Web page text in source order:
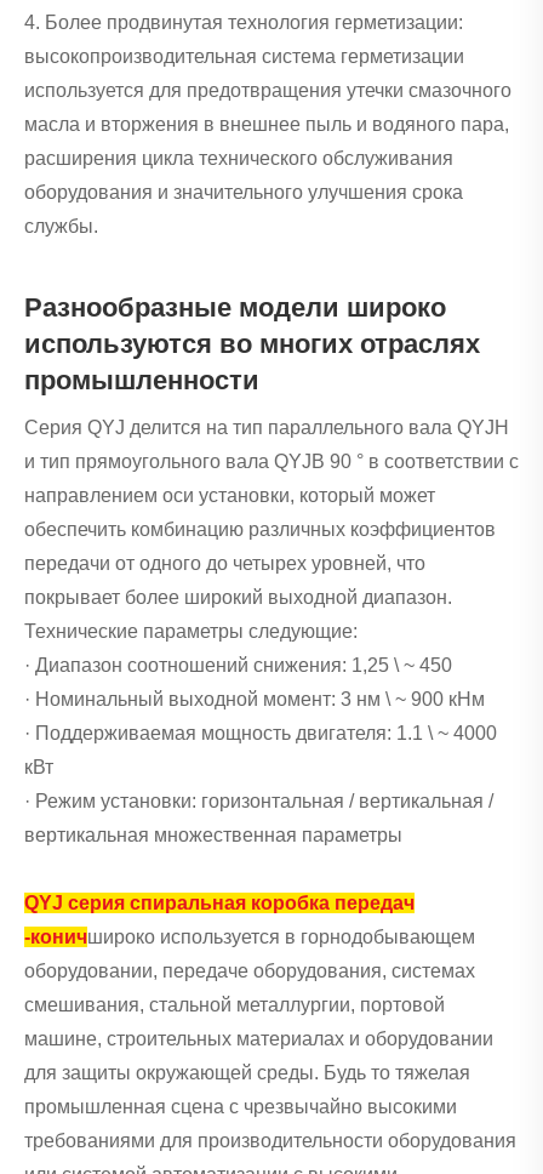
4. Более продвинутая технология герметизации:
высокопроизводительная система герметизации
используется для предотвращения утечки смазочного
масла и вторжения в внешнее пыль и водяного пара,
расширения цикла технического обслуживания
оборудования и значительного улучшения срока
службы.
Разнообразные модели широко
используются во многих отраслях
промышленности
Серия QYJ делится на тип параллельного вала QYJH
и тип прямоугольного вала QYJB 90 ° в соответствии с
направлением оси установки, который может
обеспечить комбинацию различных коэффициентов
передачи от одного до четырех уровней, что
покрывает более широкий выходной диапазон.
Технические параметры следующие:
· Диапазон соотношений снижения: 1,25 \ ~ 450
· Номинальный выходной момент: 3 нм \ ~ 900 кНм
· Поддерживаемая мощность двигателя: 1.1 \ ~ 4000
кВт
· Режим установки: горизонтальная / вертикальная /
вертикальная множественная параметры
QYJ серия спиральная коробка передач
-коничшироко используется в горнодобывающем
оборудовании, передаче оборудования, системах
смешивания, стальной металлургии, портовой
машине, строительных материалах и оборудовании
для защиты окружающей среды. Будь то тяжелая
промышленная сцена с чрезвычайно высокими
требованиями для производительности оборудования